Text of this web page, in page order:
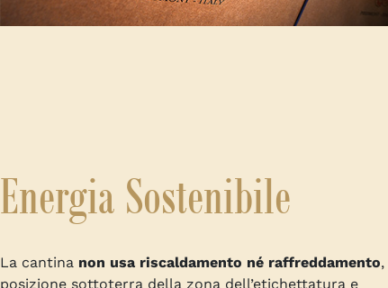
Energia Sostenibile
La cantina non usa riscaldamento né raffreddamento
posizione sottoterra della zona dell’etichettatura e